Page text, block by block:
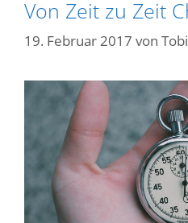
Von Zeit zu Zeit
19. Februar 2017 von